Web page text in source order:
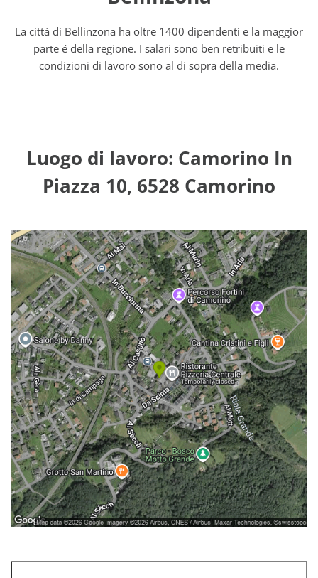
La cittá di Bellinzona ha oltre 1400 dipendenti e la maggior
parte é della regione. I salari sono ben retribuiti e le
condizioni di lavoro sono al di sopra della media.
Luogo di lavoro: Camorino In
Piazza 10, 6528 Camorino